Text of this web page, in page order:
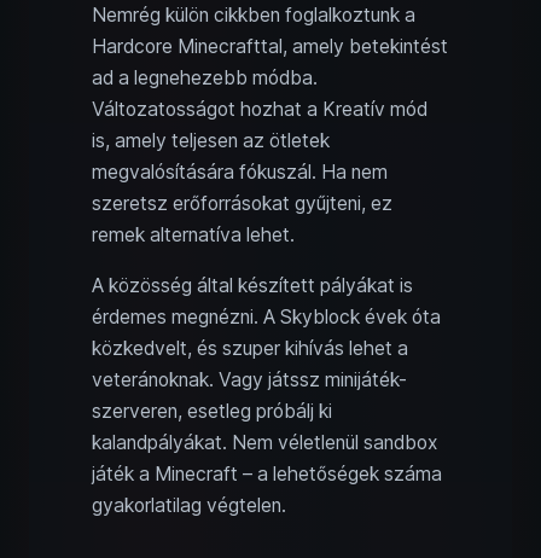
Nemrég külön cikkben foglalkoztunk a
Hardcore Minecrafttal, amely betekintést
ad a legnehezebb módba.
Változatosságot hozhat a Kreatív mód
is, amely teljesen az ötletek
megvalósítására fókuszál. Ha nem
szeretsz erőforrásokat gyűjteni, ez
remek alternatíva lehet.
A közösség által készített pályákat is
érdemes megnézni. A Skyblock évek óta
közkedvelt, és szuper kihívás lehet a
veteránoknak. Vagy játssz minijáték-
szerveren, esetleg próbálj ki
kalandpályákat. Nem véletlenül sandbox
játék a Minecraft – a lehetőségek száma
gyakorlatilag végtelen.